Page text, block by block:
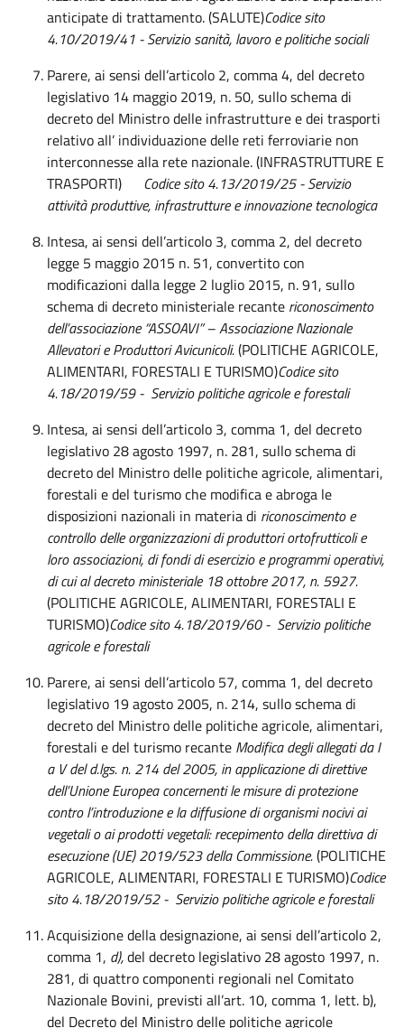
anticipate di trattamento. (SALUTE)Codice sito
4.10/2019/41 - Servizio sanità, lavoro e politiche sociali
Parere, ai sensi dell’articolo 2, comma 4, del decreto
legislativo 14 maggio 2019, n. 50, sullo schema di
decreto del Ministro delle infrastrutture e dei trasporti
relativo all’ individuazione delle reti ferroviarie non
interconnesse alla rete nazionale. (INFRASTRUTTURE E
TRASPORTI) Codice sito 4.13/2019/25 - Servizio
attività produttive, infrastrutture e innovazione tecnologica
Intesa, ai sensi dell’articolo 3, comma 2, del decreto
legge 5 maggio 2015 n. 51, convertito con
modificazioni dalla legge 2 luglio 2015, n. 91, sullo
schema di decreto ministeriale recante riconoscimento
dell’associazione “ASSOAVI” – Associazione Nazionale
Allevatori e Produttori Avicunicoli.(POLITICHE AGRICOLE,
ALIMENTARI, FORESTALI E TURISMO)Codice sito
4.18/2019/59 - Servizio politiche agricole e forestali
Intesa, ai sensi dell’articolo 3, comma 1, del decreto
legislativo 28 agosto 1997, n. 281, sullo schema di
decreto del Ministro delle politiche agricole, alimentari,
forestali e del turismo che modifica e abroga le
disposizioni nazionali in materia di riconoscimento e
controllo delle organizzazioni di produttori ortofrutticoli e
loro associazioni, di fondi di esercizio e programmi operativi,
di cui al decreto ministeriale 18 ottobre 2017, n. 5927.
(POLITICHE AGRICOLE, ALIMENTARI, FORESTALI E
TURISMO)Codice sito 4.18/2019/60- Servizio politiche
agricole e forestali
Parere, ai sensi dell’articolo 57, comma 1, del decreto
legislativo 19 agosto 2005, n. 214, sullo schema di
decreto del Ministro delle politiche agricole, alimentari,
forestali e del turismo recante Modifica degli allegati da I
a V del d.lgs. n. 214 del 2005, in applicazione di direttive
dell’Unione Europea concernenti le misure di protezione
contro l’introduzione e la diffusione di organismi nocivi ai
vegetali o ai prodotti vegetali: recepimento della direttiva di
esecuzione (UE) 2019/523 della Commissione.(POLITICHE
AGRICOLE, ALIMENTARI, FORESTALI E TURISMO)Codice
sito 4.18/2019/52 - Servizio politiche agricole e forestali
Acquisizione della designazione, ai sensi dell’articolo 2,
comma 1, d),del decreto legislativo 28 agosto 1997, n.
281, di quattro componenti regionali nel Comitato
Nazionale Bovini, previsti all’art. 10, comma 1, lett. b),
del Decreto del Ministro delle politiche agricole